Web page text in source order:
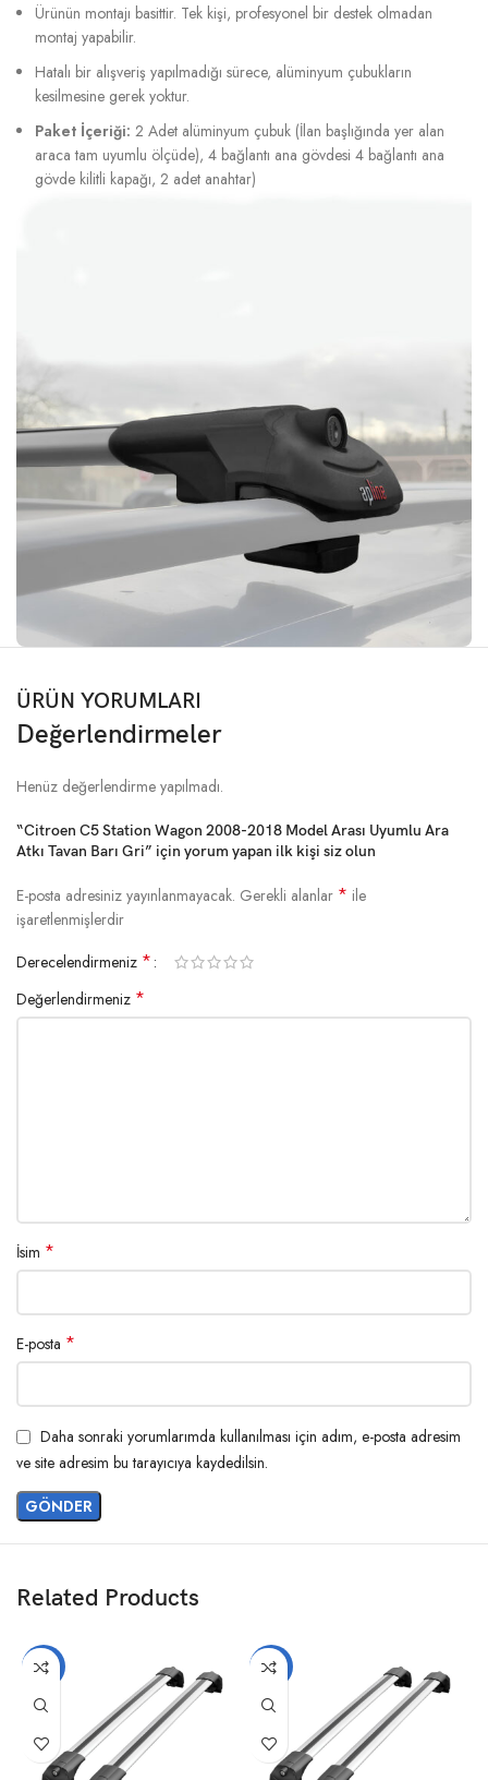
Ürünün montajı basittir. Tek kişi, profesyonel bir destek olmadan
montaj yapabilir.
Hatalı bir alışveriş yapılmadığı sürece, alüminyum çubukların
kesilmesine gerek yoktur.
Paket İçeriği: 2 Adet alüminyum çubuk (İlan başlığında yer alan
araca tam uyumlu ölçüde), 4 bağlantı ana gövdesi 4 bağlantı ana
gövde kilitli kapağı, 2 adet anahtar)
ÜRÜN YORUMLARI
Değerlendirmeler
Henüz değerlendirme yapılmadı.
“Citroen C5 Station Wagon 2008-2018 Model Arası Uyumlu Ara
Atkı Tavan Barı Gri” için yorum yapan ilk kişi siz olun
E-posta adresiniz yayınlanmayacak. Gerekli alanlar * ile
işaretlenmişlerdir
Derecelendirmeniz *
Değerlendirmeniz *
İsim *
E-posta *
Daha sonraki yorumlarımda kullanılması için adım, e-posta adresim
ve site adresim bu tarayıcıya kaydedilsin.
Related Products
-14% -14%